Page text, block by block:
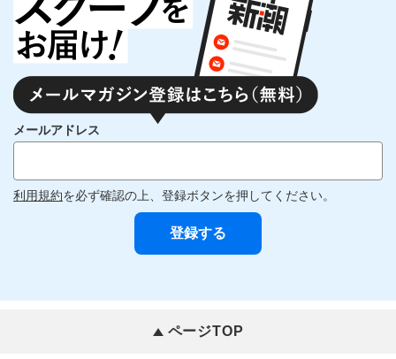
メールアドレス
利用規約を必ず確認の上、登録ボタンを押してください。
ページTOP